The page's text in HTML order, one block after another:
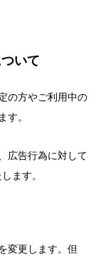
いて
の方やご利用中の
す。
広告行為に対して
ます。
変更します。但